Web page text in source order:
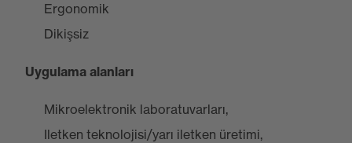
Ergonomik
Dikişsiz
Uygulama alanları
Mikroelektronik laboratuvarları,
Iletken teknolojisi/yarı iletken üretimi,